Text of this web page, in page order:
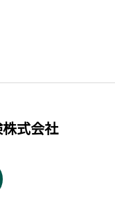
式会社